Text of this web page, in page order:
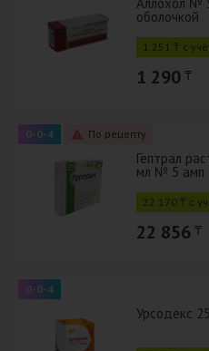
оболочкой
1 251 ₸ с
1 290 ₸
0-0-4 По рецепту
Гептрал
мл № 5 амп
22 170 ₸ с
22 856 ₸
0-0-4
Урсодекс